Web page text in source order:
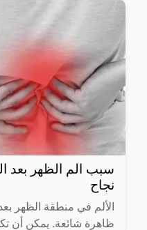
سبب الم الظهر بعد
نجاح
الألم في منطقة الظهر
ظاهرة شائعة. يمكن أن